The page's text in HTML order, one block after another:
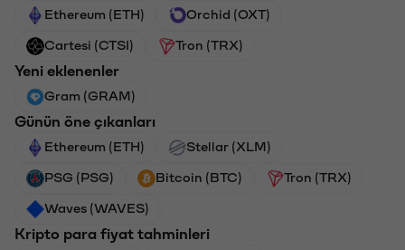
Ethereum (ETH) Orchid (OXT)
Cartesi (CTSI) Tron (TRX)
Yeni eklenenler
Gram (GRAM)
Günün öne çıkanları
Ethereum (ETH) Stellar (XLM)
PSG (PSG) Bitcoin (BTC) Tron (TRX)
Waves (WAVES)
Kripto para fiyat tahminleri